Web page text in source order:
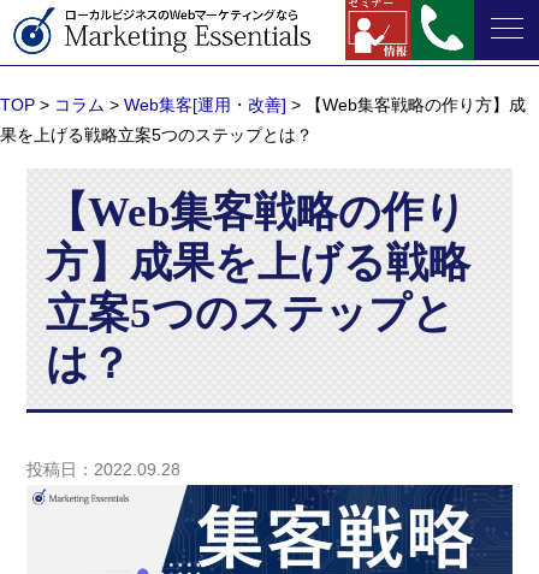
TOP > コラム > Web集客[運用・改善] >
【Web集客戦略の作り方】成
果を上げる戦略立案5つのステップとは？
【Web集客戦略の作り
方】成果を上げる戦略
立案5つのステップと
は？
投稿日：2022.09.28